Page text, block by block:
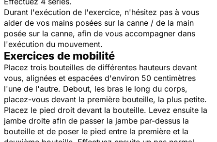
Durant l'exécution de l'exercice, n'hésitez pas à vous
aider de vos mains posées sur la canne / de la main
posée sur la canne, afin de vous accompagner dans
l'exécution du mouvement.
Exercices de mobilité
Placez trois bouteilles de différentes hauteurs devant
vous, alignées et espacées d'environ 50 centimètres
l'une de l'autre. Debout, les bras le long du corps,
placez-vous devant la première bouteille, la plus petite.
Placez le pied droit devant la bouteille. Levez ensuite la
jambe droite afin de passer la jambe par-dessus la
bouteille et de poser le pied entre la première et la